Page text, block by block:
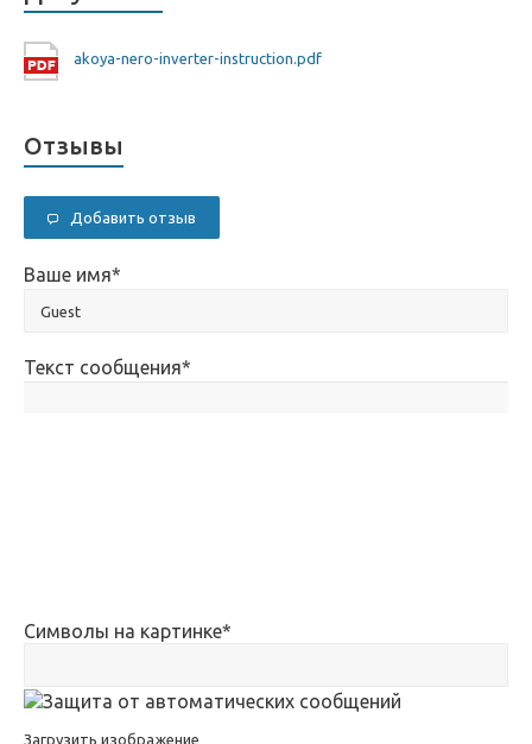
akoya-nero-inverter-instruction.pdf
Отзывы
Добавить отзыв
Ваше имя*
Текст сообщения*
Символы на картинке*
Загрузить изображение